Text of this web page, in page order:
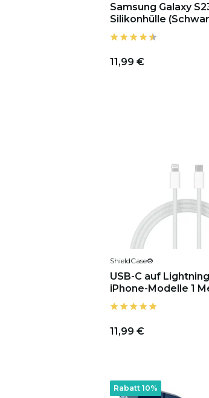
Samsung Galaxy
Silikonhülle
11,99 €
ShieldCase®
USB-C auf
iPhone-Modelle 1
11,99 €
Rabatt 10%